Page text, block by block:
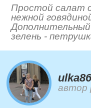
Простой салат
нежной
зелень -
автор